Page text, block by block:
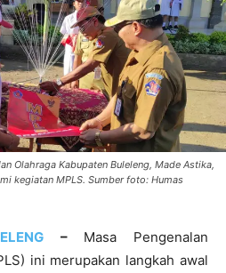
Olahraga Kabupaten Buleleng, Made Astika,
kegiatan MPLS. Sumber foto: Humas
– Masa Pengenalan
ini merupakan langkah awal